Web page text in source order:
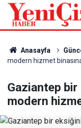
Anasayfa
modern hizmet
Gaziantep
modern